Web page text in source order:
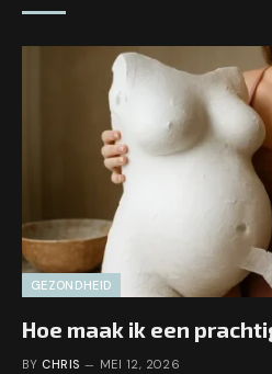
GEZONDHEID
Hoe maak ik een
BY CHRIS MEI 12, 2026